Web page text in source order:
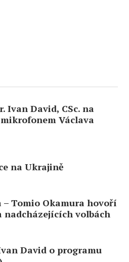
Ivan David, CSc. na
Václava
na Ukrajině
– Tomio Okamura hovoří
volbách
David o programu